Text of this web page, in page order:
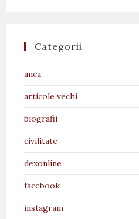
Categorii
anca
articole vechi
biografii
civilitate
dexonline
facebook
instagram